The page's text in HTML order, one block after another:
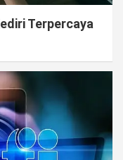
Terpercaya